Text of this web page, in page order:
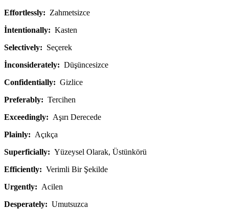
Effortlessly: Zahmetsizce
İntentionally: Kasten
Selectively: Seçerek
İnconsiderately: Düşüncesizce
Confidentially: Gizlice
Preferably: Tercihen
Exceedingly: Aşırı Derecede
Plainly: Açıkça
Superficially: Yüzeysel Olarak, Üstünkörü
Efficiently: Verimli Bir Şekilde
Urgently: Acilen
Desperately: Umutsuzca